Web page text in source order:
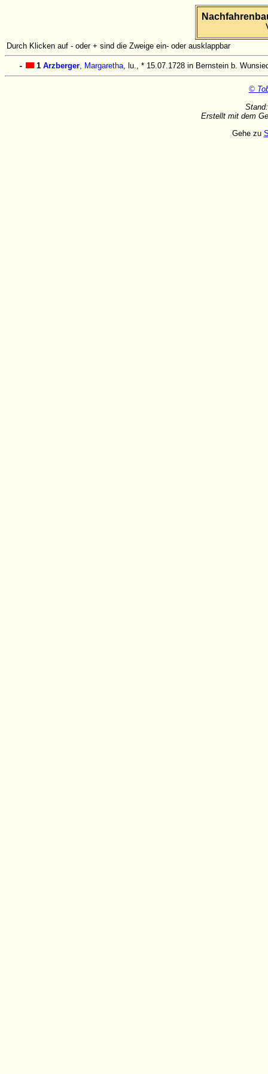
Durch Klicken auf - oder + sind die Zweige ein- oder ausklappbar
- 1 Arzberger, Margaretha, lu., * 15.07.1728 in Bernstein b.
©
Erstellt mit dem
Gehe zu